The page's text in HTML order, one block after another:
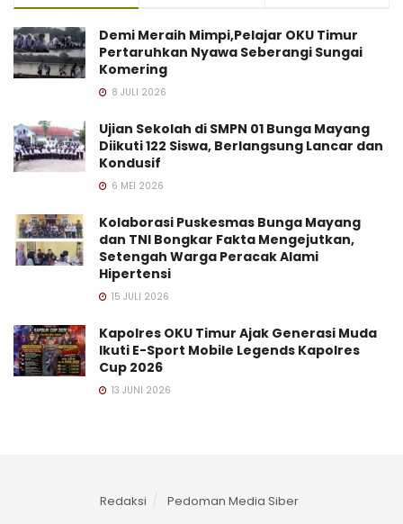
Demi Meraih Mimpi,Pelajar OKU Timur
Pertaruhkan Nyawa Seberangi Sungai
Komering
8 JULI 2026
Ujian Sekolah di SMPN 01 Bunga Mayang
Diikuti 122 Siswa, Berlangsung Lancar dan
Kondusif
6 MEI 2026
Kolaborasi Puskesmas Bunga Mayang
dan TNI Bongkar Fakta Mengejutkan,
Setengah Warga Peracak Alami
Hipertensi
15 JULI 2026
Kapolres OKU Timur Ajak Generasi Muda
Ikuti E-Sport Mobile Legends Kapolres
Cup 2026
13 JUNI 2026
Redaksi Pedoman Media Siber